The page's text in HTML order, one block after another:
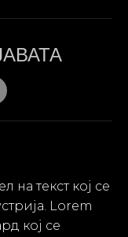
на текст кој се
Lorem
кој се